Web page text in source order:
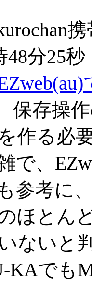
48分25秒
保存操
作る必
で、
参考に
ほとん
ないと
KAでも